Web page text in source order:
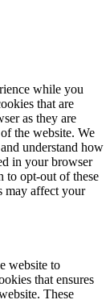
while you
that are
as they are
the website. We
understand how
in your browser
to opt-out of these
may affect your
website to
that ensures
These